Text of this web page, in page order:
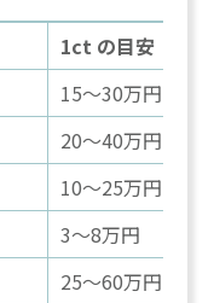
1ct の目安
15〜30万円
20〜40万円
10〜25万円
3〜8万円
25〜60万円